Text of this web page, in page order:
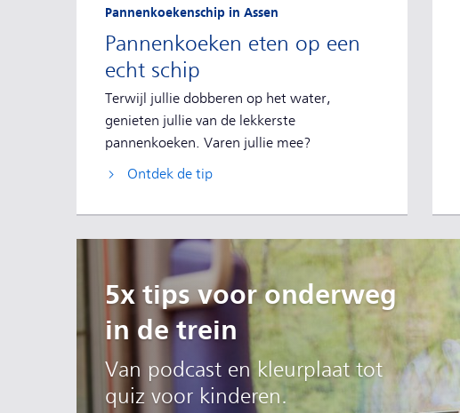
Pannenkoeken eten op een
echt schip
Pannenkoekenschip in Assen
Terwijl jullie dobberen op het water,
genieten jullie van de lekkerste
pannenkoeken. Varen jullie mee?
Ontdek de tip
5x tips voor onderweg
in de trein
Van podcast en kleurplaat tot
quiz voor kinderen.